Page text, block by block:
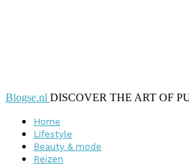
Blogse.nl DISCOVER THE ART OF
Home
Lifestyle
Beauty & mode
Reizen